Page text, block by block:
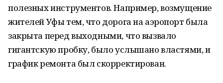
полезных инструментов. Например, возмущение
жителей Уфы тем, что дорога на аэропорт была
закрыта перед выходными, что вызвало
гигантскую пробку, было услышано властями, и
график ремонта был скорректирован.